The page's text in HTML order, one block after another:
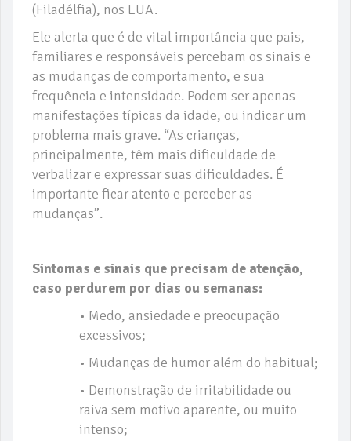
(Filadélfia), nos EUA.
Ele alerta que é de vital importância que pais,
familiares e responsáveis percebam os sinais e
as mudanças de comportamento, e sua
frequência e intensidade. Podem ser apenas
manifestações típicas da idade, ou indicar um
problema mais grave. “As crianças,
principalmente, têm mais dificuldade de
verbalizar e expressar suas dificuldades. É
importante ficar atento e perceber as
mudanças”.
Sintomas e sinais que precisam de atenção,
caso perdurem por dias ou semanas:
• Medo, ansiedade e preocupação
excessivos;
• Mudanças de humor além do habitual;
• Demonstração de irritabilidade ou
raiva sem motivo aparente, ou muito
intenso;